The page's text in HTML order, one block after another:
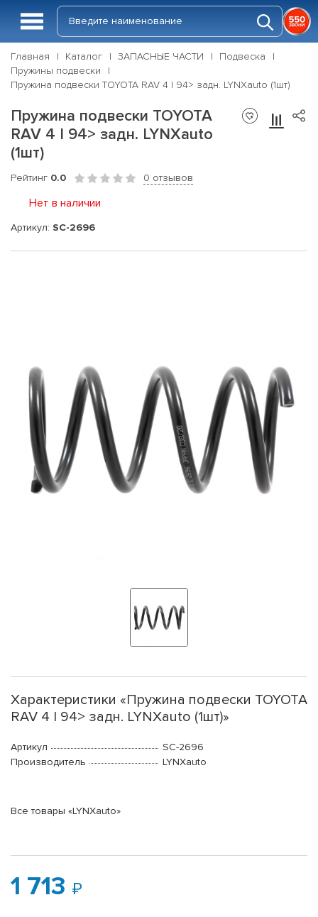
Главная Каталог ЗАПАСНЫЕ ЧАСТИ
Подвеска
Пружины подвески
Пружина подвески TOYOTA RAV 4 I 94> задн. LYNXauto (1шт)
Пружина подвески TOYOTA
RAV 4 I 94> задн. LYNXauto
(1шт)
Рейтинг 0.0 0 отзывов
Нет в наличии
Артикул: SC-2696
Характеристики «Пружина подвески TOYOTA
RAV 4 I 94> задн. LYNXauto (1шт)»
Артикул
SC-2696
Производитель
LYNXauto
Все товары «LYNXauto»
1 713